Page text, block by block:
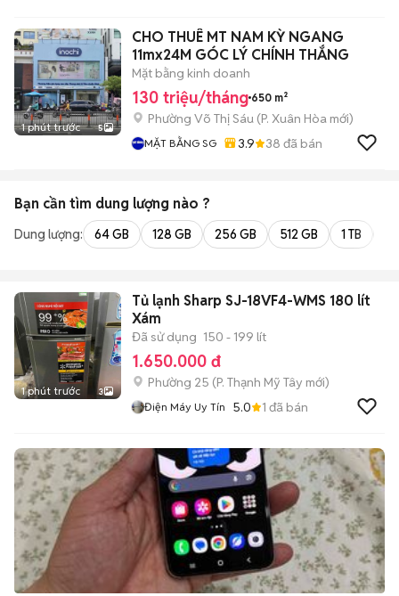
1 phút trước 5
CHO THUÊ MT NAM KỲ NGANG
11mx24M GÓC LÝ CHÍNH THẮNG
Mặt bằng kinh doanh
130 triệu/tháng 650 m²
Phường Võ Thị Sáu (P. Xuân Hòa mới)
MẶT BẰNG SG 3.9 38 đã bán
Bạn cần tìm dung lượng nào ?
Dung lượng: 64 GB 128 GB 256 GB 512 GB 1 TB
1 phút trước 3
Tủ lạnh Sharp SJ-18VF4-WMS 180 lít
Xám
Đã sử dụng 150 - 199 lít
1.650.000 đ
Phường 25 (P. Thạnh Mỹ Tây mới)
Điện Máy Uy Tín 5.0 1 đã bán